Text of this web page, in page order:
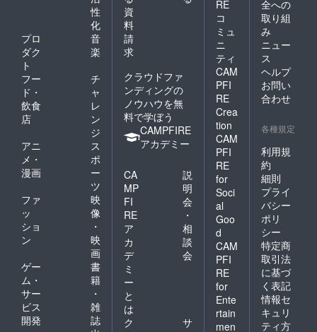
もご相
談いた
だけま
す。
ます ※
天日干
しの加
減や仕
上げ方
法によ
り、最
終重量
は前後
する場
ります
（藻
塩・海
洋深層
水塩な
ど）を
使用
2026年
11月以
降 順次
お届け
最大15
回まで
分割発
送可能
熟成・
体験に
性
化
プロ
ダク
ト
音
楽
フー
ド・
飲食
店
チ
ャ
レ
ン
ジ
アニ
メ・
漫画
ス
ポ
ー
ツ
ファ
ッ
ショ
ン
映
像
・
映
画
ゲー
ム・
サー
ビス
開発
書
籍
・
雑
誌
資
料
請
求
クラウドファ
ンディングの
ノウハウを無
料で学ぼう
CAMPFIRE
アカデミー
CA
MP
FI
RE
ア
カ
デ
ミ
ー
と
は
説
明
会
・
相
談
会
ク
サ
RE
コ
ミュ
ニ
ティ
CAM
PFI
RE
Crea
tion
CAM
PFI
RE
for
Soci
al
Goo
d
CAM
PFI
RE
for
Ente
rtain
men
全への
取り組
み
ニュー
ス
ヘルプ
お問い
合わせ
各種規定
利用規
約
細則
プライ
バシー
ポリ
シー
特定商
取引法
に基づ
く表記
情報セ
キュリ
ティ方